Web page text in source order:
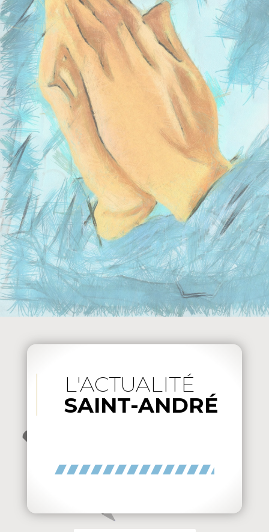
ACCÉDER À L'ESPACE PASTORALE (BIENTÔT
DISPONIBLE)
L'ACTUALITÉ
SAINT-ANDRÉ